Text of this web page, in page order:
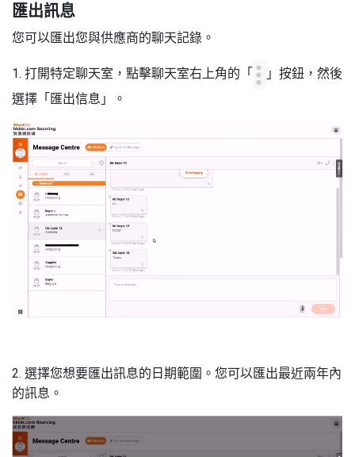
匯出訊息
您可以匯出您與供應商的聊天記錄。
1. 打開特定聊天室，點擊聊天室右上角的「
」按鈕，然後
選擇「匯出信息」。
2. 選擇您想要匯出訊息的日期範圍。您可以匯出最近兩年內
的訊息。